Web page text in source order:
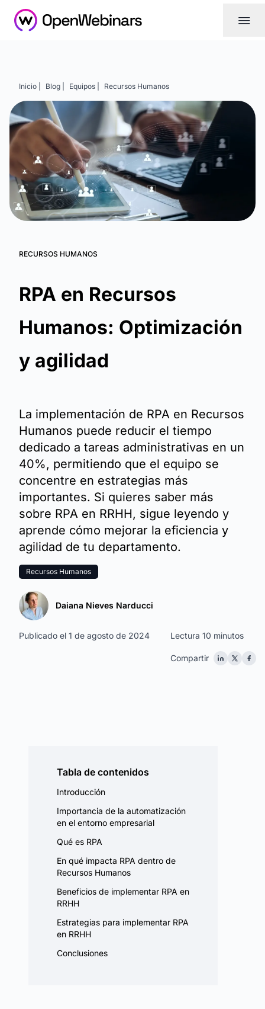
|||
Inicio | Blog | Equipos | Recursos Humanos
RECURSOS HUMANOS
RPA en Recursos
Humanos: Optimización
y agilidad
La implementación de RPA en Recursos
Humanos puede reducir el tiempo
dedicado a tareas administrativas en un
40%, permitiendo que el equipo se
concentre en estrategias más
importantes. Si quieres saber más
sobre RPA en RRHH, sigue leyendo y
aprende cómo mejorar la eficiencia y
agilidad de tu departamento.
Recursos Humanos
Daiana Nieves Narducci
Lectura 10 minutos
Publicado el 1 de agosto de 2024
Compartir
Tabla de contenidos
Introducción
Importancia de la automatización
en el entorno empresarial
Qué es RPA
En qué impacta RPA dentro de
Recursos Humanos
Beneficios de implementar RPA en
RRHH
Estrategias para implementar RPA
en RRHH
Conclusiones